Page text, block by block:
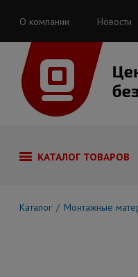
О компании Новости
КАТАЛОГ ТОВАРОВ
Каталог Монтажные